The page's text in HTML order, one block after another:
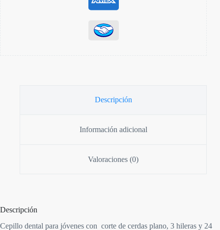
Descripción
Información adicional
Valoraciones (0)
Descripción
Cepillo dental para jóvenes con corte de cerdas plano, 3 hileras y 24